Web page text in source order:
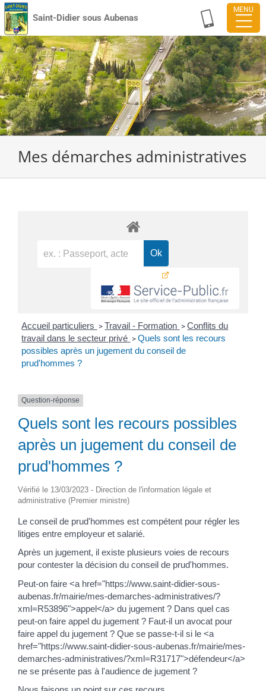
Passer
au
contenu
Saint-Didier sous Aubenas
Mes démarches administratives
Accueil particuliers > Travail - Formation > Conflits du
travail dans le secteur privé > Quels sont les recours
possibles après un jugement du conseil de
prud'hommes ?
Question-réponse
Quels sont les recours possibles
après un jugement du conseil de
prud'hommes ?
Vérifié le 13/03/2023 - Direction de l'information légale et
administrative (Premier ministre)
Le conseil de prud'hommes est compétent pour régler les
litiges entre employeur et salarié.
Après un jugement, il existe plusieurs voies de recours
pour contester la décision du conseil de prud'hommes.
Peut-on faire <a href="https://www.saint-didier-sous-
aubenas.fr/mairie/mes-demarches-administratives/?
xml=R53896">appel</a> du jugement ? Dans quel cas
peut-on faire appel du jugement ? Faut-il un avocat pour
faire appel du jugement ? Que se passe-t-il si le <a
href="https://www.saint-didier-sous-aubenas.fr/mairie/mes-
demarches-administratives/?xml=R31717">défendeur</a>
ne se présente pas à l'audience de jugement ?